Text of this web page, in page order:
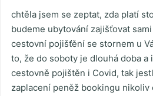
chtěla jsem se zeptat, zda platí
budeme ubytování zajišťovat
cestovní pojišťění se stornem u
to, že do soboty je dlouhá doba a
cestovně pojištěn i Covid, tak
zaplacení peněž bookingu nikoliv